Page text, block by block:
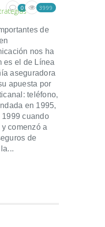
0 3999
de
nos ha
es el de Línea
aseguradora
apuesta por
teléfono,
en 1995,
1999 cuando
comenzó a
de